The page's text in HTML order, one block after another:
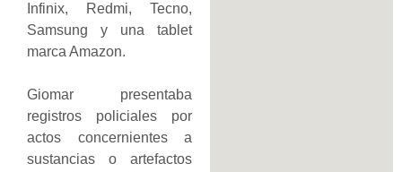
Infinix, Redmi, Tecno,
Samsung y una tablet
marca Amazon.
Giomar presentaba
registros policiales por
actos concernientes a
sustancias o artefactos